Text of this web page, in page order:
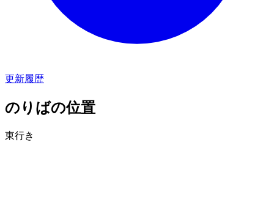
更新履歴
のりばの位置
東行き